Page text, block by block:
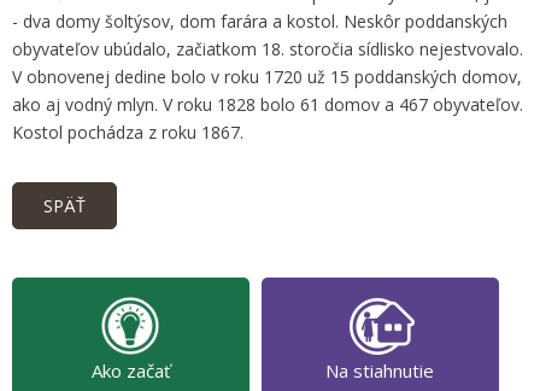
- dva domy šoltýsov, dom farára a kostol. Neskôr poddanských
obyvateľov ubúdalo, začiatkom 18. storočia sídlisko nejestvovalo.
V obnovenej dedine bolo v roku 1720 už 15 poddanských domov,
ako aj vodný mlyn. V roku 1828 bolo 61 domov a 467 obyvateľov.
Kostol pochádza z roku 1867.
SPÄŤ
Ako začať Na stiahnutie